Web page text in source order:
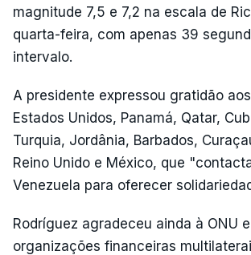
magnitude 7,5 e 7,2 na escala de
quarta-feira, com apenas 39
intervalo.
A presidente expressou gratidão
Estados Unidos, Panamá, Qatar,
Turquia, Jordânia, Barbados,
Reino Unido e México, que
Venezuela para oferecer
Rodríguez agradeceu ainda à ONU
organizações financeiras